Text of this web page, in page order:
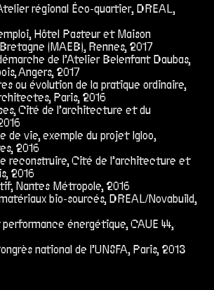
régional Éco-quartier, DREAL,
Hôtel Pasteur et Maison
(MAEB), Rennes, 2017
de l’Atelier Belenfant Daubas,
Angers, 2017
ou évolution de la pratique ordinaire,
Paris, 2016
Cité de l’architecture et du
de vie, exemple du projet Igloo,
2016
reconstruire, Cité de l’architecture et
2016
Nantes Métropole, 2016
bio-sourcés, DREAL/Novabuild,
énergétique, CAUE 44,
national de l’UNSFA, Paris, 2013